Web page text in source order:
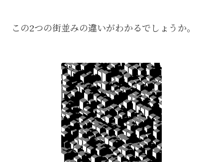
この2つの街並みの違いがわかるでしょうか。